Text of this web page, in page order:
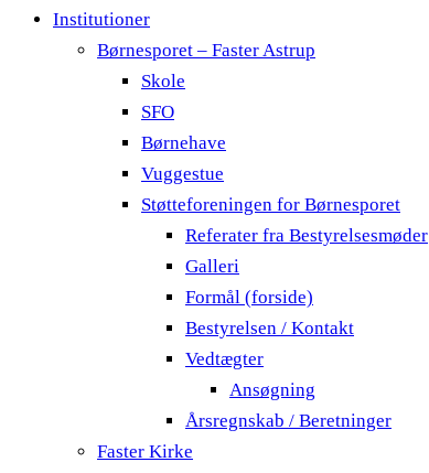
Institutioner
Børnesporet – Faster Astrup
Skole
SFO
Børnehave
Vuggestue
Støtteforeningen for Børnesporet
Referater fra Bestyrelsesmøder
Galleri
Formål (forside)
Bestyrelsen / Kontakt
Vedtægter
Ansøgning
Årsregnskab / Beretninger
Faster Kirke